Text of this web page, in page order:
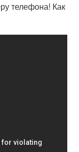
телефона! Как